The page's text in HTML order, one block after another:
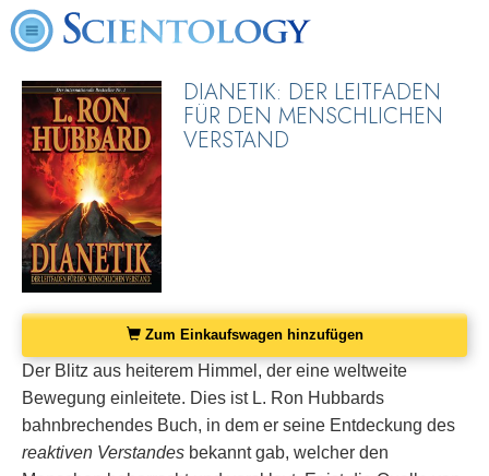
DIANETIK: DER LEITFADEN
FÜR DEN MENSCHLICHEN
VERSTAND
Zum Einkaufswagen hinzufügen
Der Blitz aus heiterem Himmel, der eine weltweite
Bewegung einleitete. Dies ist L. Ron Hubbards
bahnbrechendes Buch, in dem er seine Entdeckung des
reaktiven Verstandes bekannt gab, welcher den